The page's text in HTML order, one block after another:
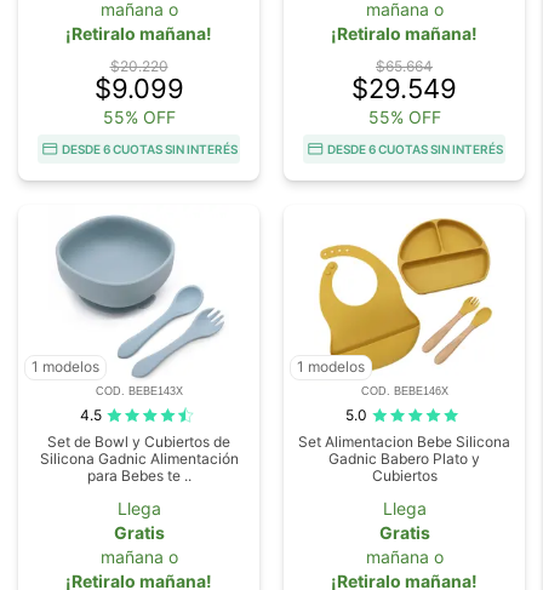
mañana o
¡Retiralo mañana!
$20.220
$9.099
55% OFF
DESDE 6 CUOTAS SIN INTERÉS
mañana o
¡Retiralo mañana!
$65.664
$29.549
55% OFF
DESDE 6 CUOTAS SIN INTERÉS
1 modelos
COD. BEBE143X
4.5
Set de Bowl y Cubiertos de
Silicona Gadnic Alimentación
para Bebes te ..
Llega
Gratis
mañana o
¡Retiralo mañana!
1 modelos
COD. BEBE146X
5.0
Set Alimentacion Bebe Silicona
Gadnic Babero Plato y
Cubiertos
Llega
Gratis
mañana o
¡Retiralo mañana!